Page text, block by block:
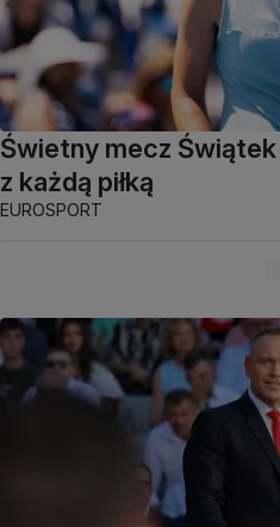
Świetny mecz Świątek
z każdą piłką
EUROSPORT